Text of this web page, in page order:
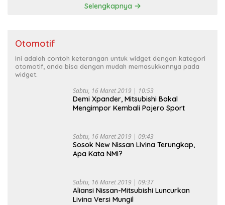
Selengkapnya
Otomotif
Ini adalah contoh keterangan untuk widget dengan kategori
otomotif, anda bisa dengan mudah memasukkannya pada
widget.
Sabtu, 16 Maret 2019 | 10:53
Demi Xpander, Mitsubishi Bakal
Mengimpor Kembali Pajero Sport
Sabtu, 16 Maret 2019 | 09:43
Sosok New Nissan Livina Terungkap,
Apa Kata NMI?
Sabtu, 16 Maret 2019 | 09:37
Aliansi Nissan-Mitsubishi Luncurkan
Livina Versi Mungil